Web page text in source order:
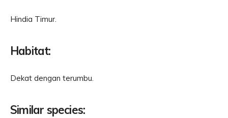
Hindia Timur.
Habitat:
Dekat dengan terumbu.
Similar species: